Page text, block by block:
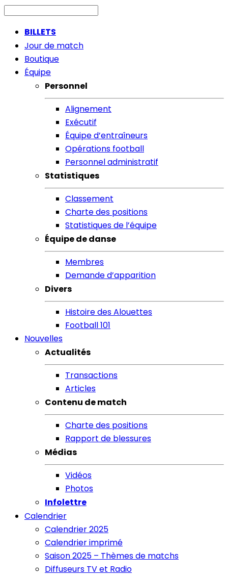
BILLETS
Jour de match
Boutique
Équipe
Personnel
Alignement
Exécutif
Équipe d’entraîneurs
Opérations football
Personnel administratif
Statistiques
Classement
Charte des positions
Statistiques de l’équipe
Équipe de danse
Membres
Demande d’apparition
Divers
Histoire des Alouettes
Football 101
Nouvelles
Actualités
Transactions
Articles
Contenu de match
Charte des positions
Rapport de blessures
Médias
Vidéos
Photos
Infolettre
Calendrier
Calendrier 2025
Calendrier imprimé
Saison 2025 – Thèmes de matchs
Diffuseurs TV et Radio